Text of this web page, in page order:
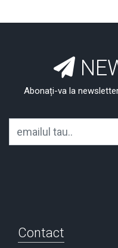
Abonați-va la
Contact